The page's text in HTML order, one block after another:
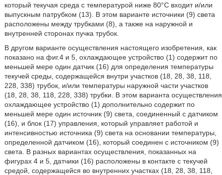
который текучая среда с температурой ниже 80°C входит и/или
выпускным патрубком (13). В этом варианте источники (9) света
расположены между трубками (8), а также на наружной и
внутренней сторонах пучка трубок.
В другом варианте осуществления настоящего изобретения, как
показано на фиг.4 и 5, охлаждающее устройство (1) содержит по
меньшей мере один датчик (16) для определения температуры
текучей среды, содержащейся внутри участков (18, 28, 38, 118,
228, 338) трубок, и/или температуры наружной части участков
(18, 28, 38, 118, 228, 338) трубки. В этом варианта осуществления
охлаждающее устройство (1) дополнительно содержит по
меньшей мере один источник (9) света, соединенный с датчиком
(16), и блок (17) управления, который управляет работой и
интенсивностью источника (9) света на основании температуры,
определенной датчиком (16), который соединен с источником (9)
света. В разных вариантах осуществления, показанных на
фигурах 4 и 5, датчики (16) расположены в контакте с текучей
средой, содержащейся во внутренних участках (18, 28, 38, 118,